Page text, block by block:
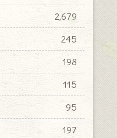
2,679
245
198
115
95
197